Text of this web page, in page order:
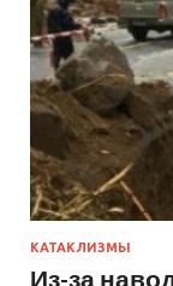
КАТАКЛИЗМЫ
Из-за